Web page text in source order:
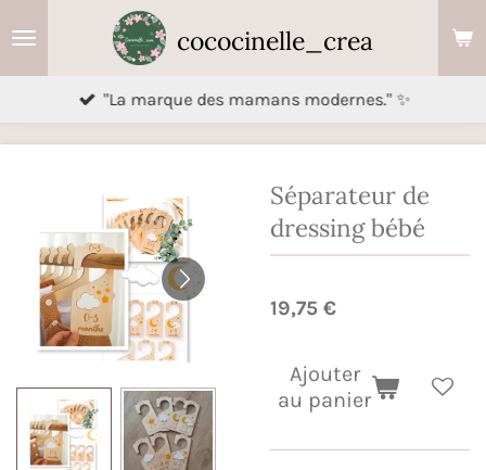
cococinelle_crea
"La marque des mamans modernes." ✨
Séparateur de
dressing bébé
19,75 €
Ajouter
au panier